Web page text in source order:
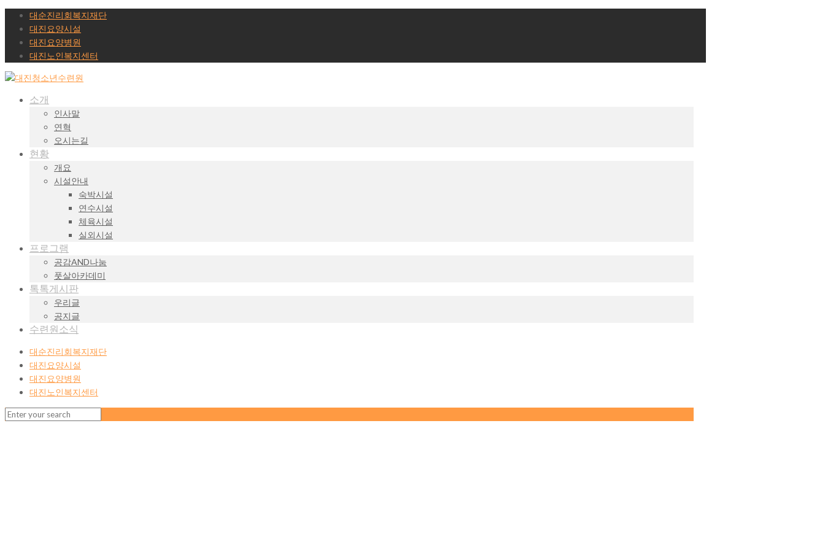
대순진리회복지재단
대진요양시설
대진요양병원
대진노인복지센터
소개
인사말
연혁
오시는길
현황
개요
시설안내
숙박시설
연수시설
체육시설
실외시설
프로그램
공감AND나눔
풋살아카데미
톡톡게시판
우리글
공지글
수련원소식
대순진리회복지재단
대진요양시설
대진요양병원
대진노인복지센터